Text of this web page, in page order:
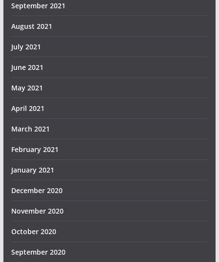
September 2021
August 2021
July 2021
June 2021
May 2021
April 2021
March 2021
February 2021
January 2021
December 2020
November 2020
October 2020
September 2020